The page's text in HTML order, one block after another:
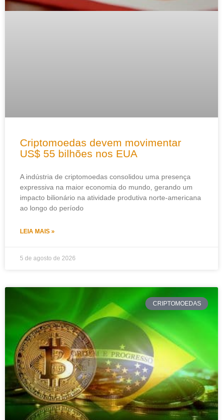
Criptomoedas devem movimentar
US$ 55 bilhões nos EUA
A indústria de criptomoedas consolidou uma presença
expressiva na maior economia do mundo, gerando um
impacto bilionário na atividade produtiva norte-americana
ao longo do período
LEIA MAIS »
5 de agosto de 2026
CRIPTOMOEDAS